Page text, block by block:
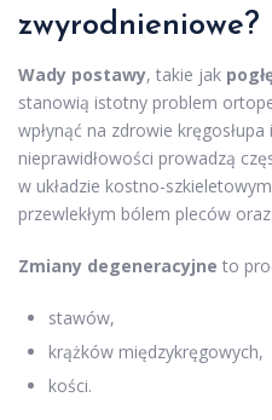
zwyrodnieniowe?
Wady postawy, takie jak
stanowią istotny problem
wpłynąć na zdrowie
nieprawidłowości prowadzą
w układzie kostno-
przewlekłym bólem pleców
Zmiany degeneracyjne to
stawów,
krążków międzykręgowych,
kości.